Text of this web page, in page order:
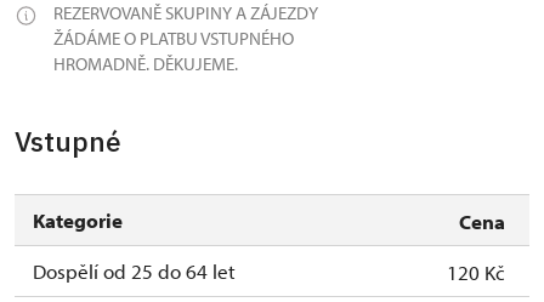
REZERVOVANĚ SKUPINY A ZÁJEZDY
ŽÁDÁME O PLATBU VSTUPNÉHO
HROMADNĚ. DĚKUJEME.
Vstupné
Kategorie
Cena
Dospělí od 25 do 64 let
120 Kč